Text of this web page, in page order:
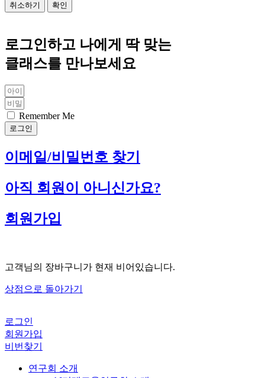
취소하기 확인
로그인하고 나에게 딱 맞는
클래스를 만나보세요
Remember Me
로그인
이메일/비밀번호 찾기
아직 회원이 아니신가요?
회원가입
고객님의 장바구니가 현재 비어있습니다.
상점으로 돌아가기
로그인
회원가입
비번찾기
연구회 소개